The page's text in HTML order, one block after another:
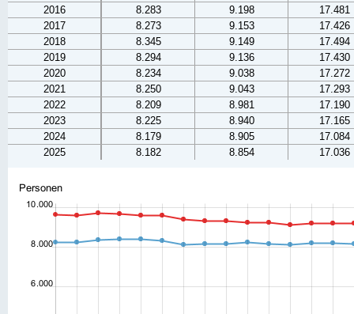
2016
8.283 9.198
17.481
2017
8.273 9.153
17.426
2018
8.345 9.149
17.494
2019
8.294 9.136
17.430
2020
8.234 9.038
17.272
2021
8.250 9.043
17.293
2022
8.209 8.981
17.190
2023
8.225 8.940
17.165
2024
8.179 8.905
17.084
2025
8.182 8.854 17.036